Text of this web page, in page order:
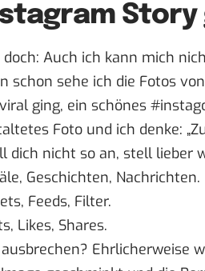
Story
doch: Auch ich kann mich
schon sehe ich die Fotos
ging, ein schönes
Foto und ich denke:
dich nicht so an, stell lieber
Geschichten, Nachrichten.
Feeds, Filter.
Likes, Shares.
Ehrlicherweise